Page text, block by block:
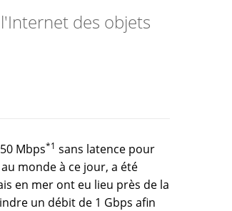
des objets
Mbps*1 sans latence pour
monde à ce jour, a été
en mer ont eu lieu près de la
un débit de 1 Gbps afin